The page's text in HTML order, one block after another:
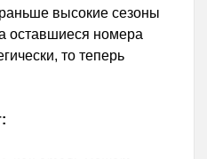
высокие сезоны
оставшиеся номера
то теперь